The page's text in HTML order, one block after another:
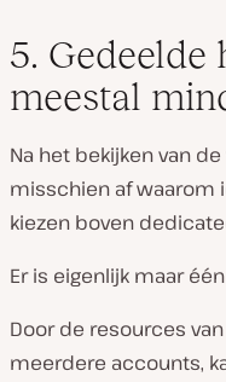
5. Gedeelde
meestal
Na het bekijken van
misschien af waarom
kiezen boven
Er is eigenlijk maar
Door de resources
meerdere accounts,